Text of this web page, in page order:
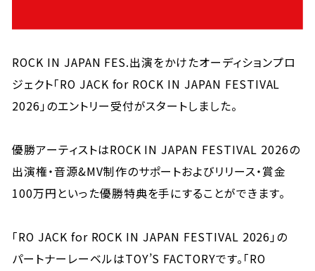
ROCK IN JAPAN FES.出演をかけたオーディションプロ
ジェクト「RO JACK for ROCK IN JAPAN FESTIVAL
2026」のエントリー受付がスタートしました。
優勝アーティストはROCK IN JAPAN FESTIVAL 2026の
出演権・音源&MV制作のサポートおよびリリース・賞金
100万円といった優勝特典を手にすることができます。
「RO JACK for ROCK IN JAPAN FESTIVAL 2026」の
パートナーレーベルはTOY’S FACTORYです。「RO